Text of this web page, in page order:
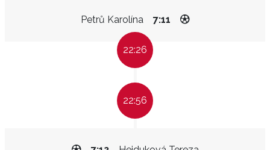
Petrů Karolína 7:11
22:26
22:56